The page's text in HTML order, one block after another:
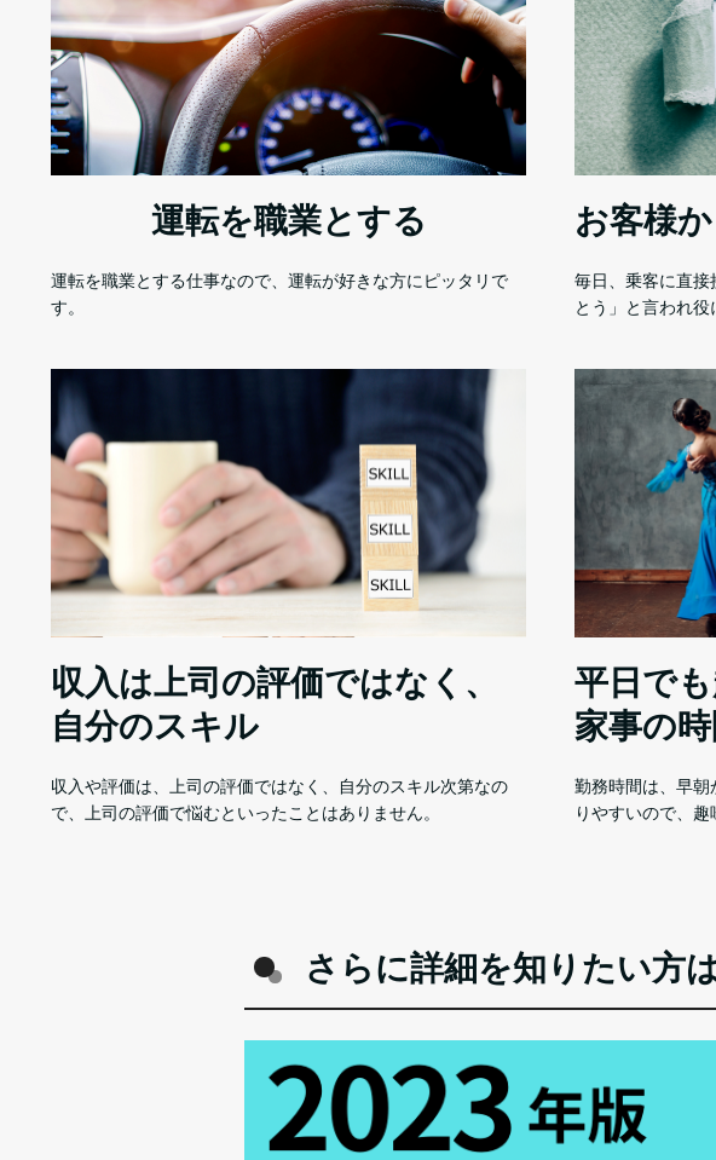
運転を職業とする
運転を職業とする仕事なので、運転が好きな方にピッタリで
す。
お客様
毎日、乗客に直
とう」と言われ役
収入は上司の評価ではなく、
自分のスキル
収入や評価は、上司の評価ではなく、自分のスキル次第なの
で、上司の評価で悩むといったことはありません。
平日で
家事の
勤務時間は、早朝
りやすいので、趣
さらに詳細を知りたい方